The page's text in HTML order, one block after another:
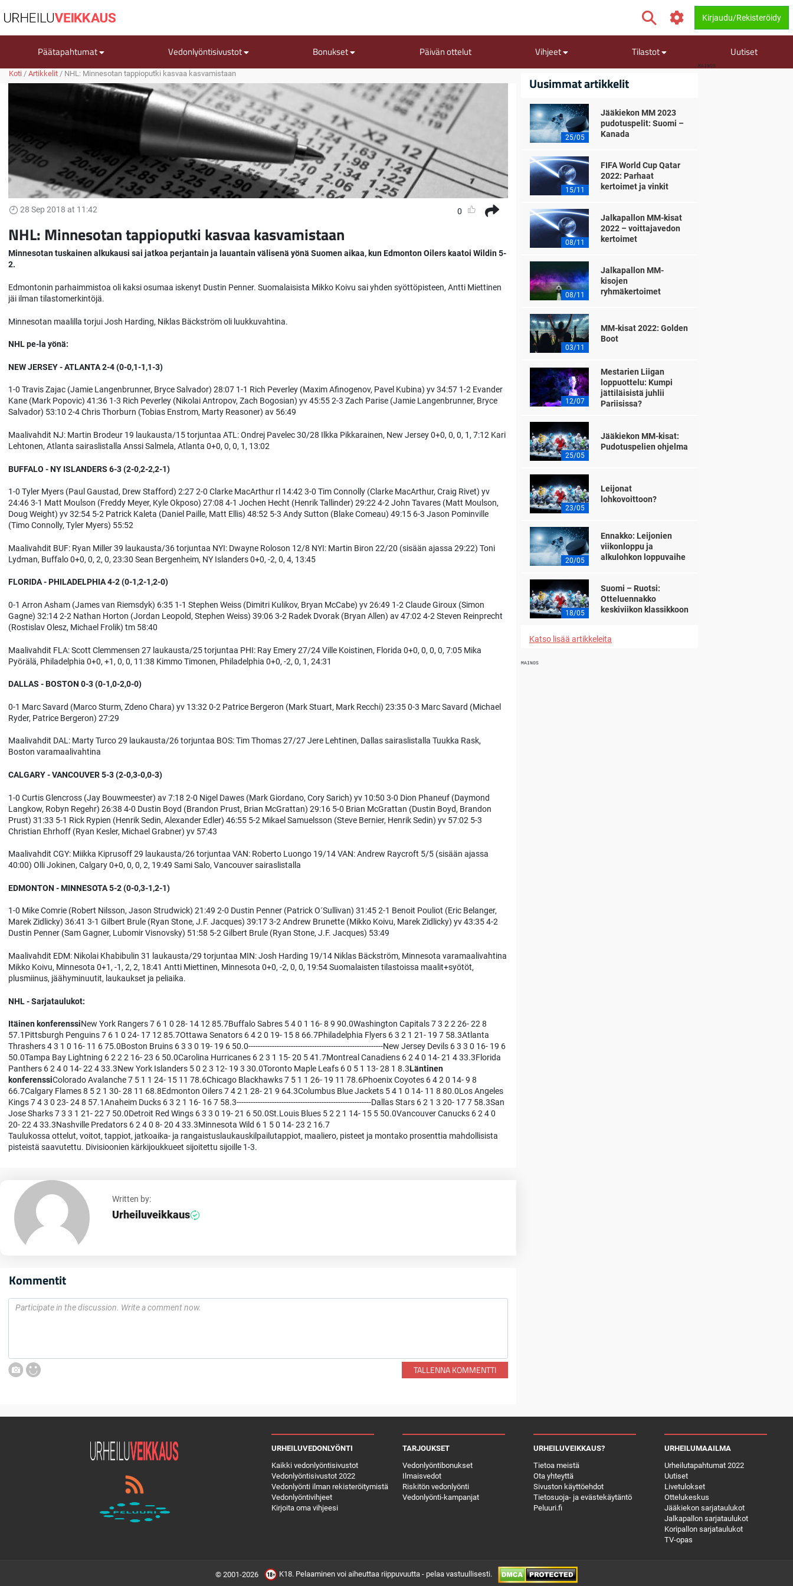
Kirjaudu/Rekisteröidy
Päätapahtumat Vedonlyöntisivustot Bonukset Päivän ottelut Vihjeet Tilastot Uutiset
MAINOS
Koti / Artikkelit / NHL: Minnesotan tappioputki kasvaa kasvamistaan
28 Sep 2018 at 11:42 0
NHL: Minnesotan tappioputki kasvaa kasvamistaan
Minnesotan tuskainen alkukausi sai jatkoa perjantain ja lauantain välisenä yönä Suomen aikaa, kun Edmonton Oilers kaatoi Wildin 5-
2.
Edmontonin parhaimmistoa oli kaksi osumaa iskenyt Dustin Penner. Suomalaisista Mikko Koivu sai yhden syöttöpisteen, Antti Miettinen
jäi ilman tilastomerkintöjä.
Minnesotan maalilla torjui Josh Harding, Niklas Bäckström oli luukkuvahtina.
NHL pe-la yönä:
NEW JERSEY - ATLANTA 2-4 (0-0,1-1,1-3)
1-0 Travis Zajac (Jamie Langenbrunner, Bryce Salvador) 28:07 1-1 Rich Peverley (Maxim Afinogenov, Pavel Kubina) yv 34:57 1-2 Evander
Kane (Mark Popovic) 41:36 1-3 Rich Peverley (Nikolai Antropov, Zach Bogosian) yv 45:55 2-3 Zach Parise (Jamie Langenbrunner, Bryce
Salvador) 53:10 2-4 Chris Thorburn (Tobias Enstrom, Marty Reasoner) av 56:49
Maalivahdit NJ: Martin Brodeur 19 laukausta/15 torjuntaa ATL: Ondrej Pavelec 30/28 Ilkka Pikkarainen, New Jersey 0+0, 0, 0, 1, 7:12 Kari
Lehtonen, Atlanta sairaslistalla Anssi Salmela, Atlanta 0+0, 0, 0, 1, 13:02
BUFFALO - NY ISLANDERS 6-3 (2-0,2-2,2-1)
1-0 Tyler Myers (Paul Gaustad, Drew Stafford) 2:27 2-0 Clarke MacArthur rl 14:42 3-0 Tim Connolly (Clarke MacArthur, Craig Rivet) yv
24:46 3-1 Matt Moulson (Freddy Meyer, Kyle Okposo) 27:08 4-1 Jochen Hecht (Henrik Tallinder) 29:22 4-2 John Tavares (Matt Moulson,
Doug Weight) yv 32:54 5-2 Patrick Kaleta (Daniel Paille, Matt Ellis) 48:52 5-3 Andy Sutton (Blake Comeau) 49:15 6-3 Jason Pominville
(Timo Connolly, Tyler Myers) 55:52
Maalivahdit BUF: Ryan Miller 39 laukausta/36 torjuntaa NYI: Dwayne Roloson 12/8 NYI: Martin Biron 22/20 (sisään ajassa 29:22) Toni
Lydman, Buffalo 0+0, 0, 2, 0, 23:30 Sean Bergenheim, NY Islanders 0+0, -2, 0, 4, 13:45
FLORIDA - PHILADELPHIA 4-2 (0-1,2-1,2-0)
0-1 Arron Asham (James van Riemsdyk) 6:35 1-1 Stephen Weiss (Dimitri Kulikov, Bryan McCabe) yv 26:49 1-2 Claude Giroux (Simon
Gagne) 32:14 2-2 Nathan Horton (Jordan Leopold, Stephen Weiss) 39:06 3-2 Radek Dvorak (Bryan Allen) av 47:02 4-2 Steven Reinprecht
(Rostislav Olesz, Michael Frolik) tm 58:40
Maalivahdit FLA: Scott Clemmensen 27 laukausta/25 torjuntaa PHI: Ray Emery 27/24 Ville Koistinen, Florida 0+0, 0, 0, 0, 7:05 Mika
Pyörälä, Philadelphia 0+0, +1, 0, 0, 11:38 Kimmo Timonen, Philadelphia 0+0, -2, 0, 1, 24:31
DALLAS - BOSTON 0-3 (0-1,0-2,0-0)
0-1 Marc Savard (Marco Sturm, Zdeno Chara) yv 13:32 0-2 Patrice Bergeron (Mark Stuart, Mark Recchi) 23:35 0-3 Marc Savard (Michael
Ryder, Patrice Bergeron) 27:29
Maalivahdit DAL: Marty Turco 29 laukausta/26 torjuntaa BOS: Tim Thomas 27/27 Jere Lehtinen, Dallas sairaslistalla Tuukka Rask,
Boston varamaalivahtina
CALGARY - VANCOUVER 5-3 (2-0,3-0,0-3)
1-0 Curtis Glencross (Jay Bouwmeester) av 7:18 2-0 Nigel Dawes (Mark Giordano, Cory Sarich) yv 10:50 3-0 Dion Phaneuf (Daymond
Langkow, Robyn Regehr) 26:38 4-0 Dustin Boyd (Brandon Prust, Brian McGrattan) 29:16 5-0 Brian McGrattan (Dustin Boyd, Brandon
Prust) 31:33 5-1 Rick Rypien (Henrik Sedin, Alexander Edler) 46:55 5-2 Mikael Samuelsson (Steve Bernier, Henrik Sedin) yv 57:02 5-3
Christian Ehrhoff (Ryan Kesler, Michael Grabner) yv 57:43
Maalivahdit CGY: Miikka Kiprusoff 29 laukausta/26 torjuntaa VAN: Roberto Luongo 19/14 VAN: Andrew Raycroft 5/5 (sisään ajassa
40:00) Olli Jokinen, Calgary 0+0, 0, 0, 2, 19:49 Sami Salo, Vancouver sairaslistalla
EDMONTON - MINNESOTA 5-2 (0-0,3-1,2-1)
1-0 Mike Comrie (Robert Nilsson, Jason Strudwick) 21:49 2-0 Dustin Penner (Patrick O´Sullivan) 31:45 2-1 Benoit Pouliot (Eric Belanger,
Marek Zidlicky) 36:41 3-1 Gilbert Brule (Ryan Stone, J.F. Jacques) 39:17 3-2 Andrew Brunette (Mikko Koivu, Marek Zidlicky) yv 43:35 4-2
Dustin Penner (Sam Gagner, Lubomir Visnovsky) 51:58 5-2 Gilbert Brule (Ryan Stone, J.F. Jacques) 53:49
Maalivahdit EDM: Nikolai Khabibulin 31 laukausta/29 torjuntaa MIN: Josh Harding 19/14 Niklas Bäckström, Minnesota varamaalivahtina
Mikko Koivu, Minnesota 0+1, -1, 2, 2, 18:41 Antti Miettinen, Minnesota 0+0, -2, 0, 0, 19:54 Suomalaisten tilastoissa maalit+syötöt,
plusmiinus, jäähyminuutit, laukaukset ja peliaika.
NHL - Sarjataulukot:
Itäinen konferenssiNew York Rangers 7 6 1 0 28- 14 12 85.7Buffalo Sabres 5 4 0 1 16- 8 9 90.0Washington Capitals 7 3 2 2 26- 22 8
57.1Pittsburgh Penguins 7 6 1 0 24- 17 12 85.7Ottawa Senators 6 4 2 0 19- 15 8 66.7Philadelphia Flyers 6 3 2 1 21- 19 7 58.3Atlanta
Thrashers 4 3 1 0 16- 11 6 75.0Boston Bruins 6 3 3 0 19- 19 6 50.0---------------------------------------------------------New Jersey Devils 6 3 3 0 16- 19 6
50.0Tampa Bay Lightning 6 2 2 2 16- 23 6 50.0Carolina Hurricanes 6 2 3 1 15- 20 5 41.7Montreal Canadiens 6 2 4 0 14- 21 4 33.3Florida
Panthers 6 2 4 0 14- 22 4 33.3New York Islanders 5 0 2 3 12- 19 3 30.0Toronto Maple Leafs 6 0 5 1 13- 28 1 8.3Läntinen
konferenssiColorado Avalanche 7 5 1 1 24- 15 11 78.6Chicago Blackhawks 7 5 1 1 26- 19 11 78.6Phoenix Coyotes 6 4 2 0 14- 9 8
66.7Calgary Flames 8 5 2 1 30- 28 11 68.8Edmonton Oilers 7 4 2 1 28- 21 9 64.3Columbus Blue Jackets 5 4 1 0 14- 11 8 80.0Los Angeles
Kings 7 4 3 0 23- 24 8 57.1Anaheim Ducks 6 3 2 1 16- 16 7 58.3---------------------------------------------------------Dallas Stars 6 2 1 3 20- 17 7 58.3San
Jose Sharks 7 3 3 1 21- 22 7 50.0Detroit Red Wings 6 3 3 0 19- 21 6 50.0St.Louis Blues 5 2 2 1 14- 15 5 50.0Vancouver Canucks 6 2 4 0
20- 22 4 33.3Nashville Predators 6 2 4 0 8- 20 4 33.3Minnesota Wild 6 1 5 0 14- 23 2 16.7
Taulukossa ottelut, voitot, tappiot, jatkoaika- ja rangaistuslaukauskilpailutappiot, maaliero, pisteet ja montako prosenttia mahdollisista
pisteistä saavutettu. Divisioonien kärkijoukkueet sijoitettu sijoille 1-3.
Written by:
Urheiluveikkaus
Kommentit
TALLENNA KOMMENTTI
Uusimmat artikkelit
25/05
Jääkiekon MM 2023
pudotuspelit: Suomi –
Kanada
15/11
FIFA World Cup Qatar
2022: Parhaat
kertoimet ja vinkit
08/11
Jalkapallon MM-kisat
2022 – voittajavedon
kertoimet
08/11
Jalkapallon MM-
kisojen
ryhmäkertoimet
03/11
MM-kisat 2022: Golden
Boot
12/07
Mestarien Liigan
loppuottelu: Kumpi
jättiläisistä juhlii
Pariisissa?
25/05
Jääkiekon MM-kisat:
Pudotuspelien ohjelma
23/05
Leijonat
lohkovoittoon?
20/05
Ennakko: Leijonien
viikonloppu ja
alkulohkon loppuvaihe
18/05
Suomi – Ruotsi:
Otteluennakko
keskiviikon klassikkoon
Katso lisää artikkeleita
MAINOS
URHEILUVEDONLYÖNTI
Kaikki vedonlyöntisivustot
Vedonlyöntisivustot 2022
Vedonlyönti ilman rekisteröitymistä
Vedonlyöntivihjeet
Kirjoita oma vihjeesi
TARJOUKSET
Vedonlyöntibonukset
Ilmaisvedot
Riskitön vedonlyönti
Vedonlyönti-kampanjat
URHEILUVEIKKAUS?
Tietoa meistä
Ota yhteyttä
Sivuston käyttöehdot
Tietosuoja- ja evästekäytäntö
Peluuri.fi
URHEILUMAAILMA
Urheilutapahtumat 2022
Uutiset
Livetulokset
Ottelukeskus
Jääkiekon sarjataulukot
Jalkapallon sarjataulukot
Koripallon sarjataulukot
TV-opas
© 2001-2026 K18. Pelaaminen voi aiheuttaa riippuvuutta - pelaa vastuullisesti.